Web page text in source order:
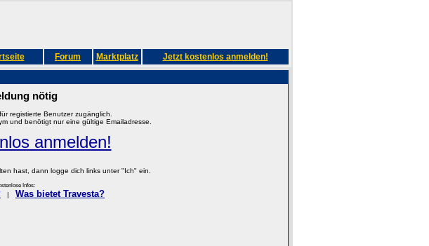
Forum Marktplatz Jetzt kostenlos anmelden!
nötig
registierte Benutzer zugänglich.
und benötigt nur eine gültige Emailadresse.
anmelden!
hast, dann logge dich links unter "Ich" ein.
Infos:
Was bietet Travesta?